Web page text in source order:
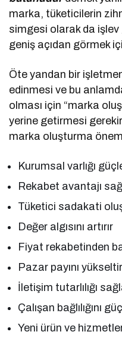
marka, tüketicilerin
simgesi olarak da işlev
geniş açıdan görmek
Öte yandan bir
edinmesi ve bu
olması için “marka
yerine getirmesi
marka oluşturma
Kurumsal varlığı
Rekabet avantajı
Tüketici sadakati
Değer algısını artırır
Fiyat rekabetinden
Pazar payını yükseltir
İletişim tutarlılığı
Çalışan bağlılığını
Yeni ürün ve